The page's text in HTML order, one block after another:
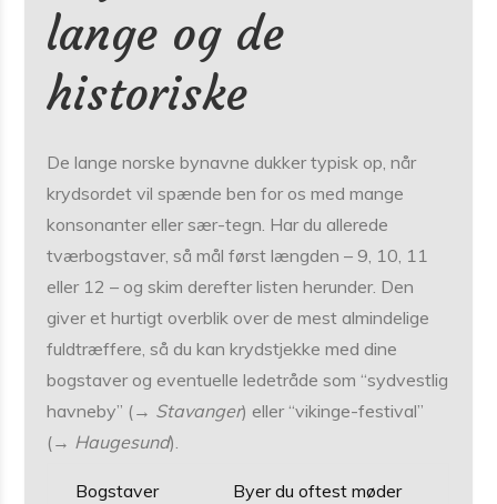
lange og de
historiske
De lange norske bynavne dukker typisk op, når
krydsordet vil spænde ben for os med mange
konsonanter eller sær-tegn. Har du allerede
tværbogstaver, så mål først længden – 9, 10, 11
eller 12 – og skim derefter listen herunder. Den
giver et hurtigt overblik over de mest almindelige
fuldtræffere, så du kan krydstjekke med dine
bogstaver og eventuelle ledetråde som “sydvestlig
havneby” (→ Stavanger) eller “vikinge-festival”
(→ Haugesund).
Bogstaver Byer du oftest møder